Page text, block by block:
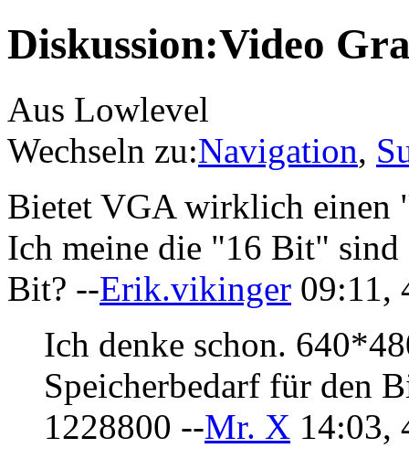
Diskussion:Video
Aus Lowlevel
Wechseln zu:Navigation,
Bietet VGA wirklich einen
Ich meine die "16 Bit" sind
Bit? --Erik.vikinger 09:11,
Ich denke schon.
Speicherbedarf für den
1228800 --Mr. X 14:03,